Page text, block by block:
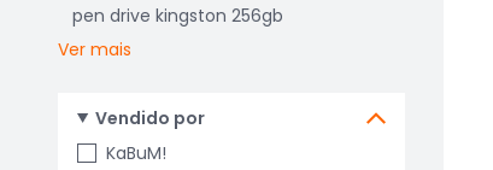
pen drive kingston 256gb
Ver mais
Vendido por
KaBuM!